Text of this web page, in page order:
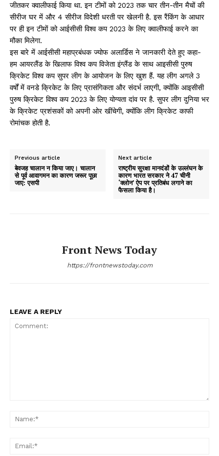
जीतकर क्वालीफाई किया था. इन टीमों को 2023 तक चार तीन-तीन मैचों की
सीरीज घर में और 4 सीरीज विदेशी धरती पर खेलनी है. इस रैंकिंग के आधार
पर ही इन टीमों को आईसीसी विश्व कप 2023 के लिए क्वालीफाई करने का
मौका मिलेगा.
इस बारे में आईसीसी महाप्रबंधक ज्योफ अलार्डिस ने जानकारी देते हुए कहा-
हम आयरलैंड के खिलाफ विश्व कप विजेता इंग्लैंड के साथ आइसीसी पुरुष
क्रिकेट विश्व कप सुपर लीग के आयोजन के लिए खुश हैं. यह लीग अगले 3
वर्षों में वनडे क्रिकेट के लिए प्रासंगिकता और संदर्भ लाएगी, क्योंकि आइसीसी
पुरुष क्रिकेट विश्व कप 2023 के लिए योग्यता दांव पर है. सुपर लीग दुनिया भर
के क्रिकेट प्रशंसकों को अपनी ओर खींचेगी, क्योंकि लीग क्रिकेट काफी
रोमांचक होती है.
Previous article
बेवजह चालान न किया जाए। चालान
से पूर्व आवागमन का कारण जरूर पूछा
जाए: एसपी
Next article
राष्ट्रीय सुरक्षा मानदंडों के उल्लंघन के
कारण भारत सरकार ने 47 चीनी
‘क्लोन’ ऐप पर प्रतिबंध लगाने का
फैसला किया है।
Front News Today
https://frontnewstoday.com
LEAVE A REPLY